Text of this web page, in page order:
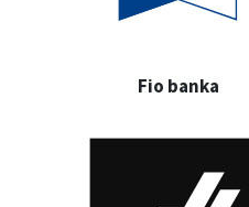
Fio banka